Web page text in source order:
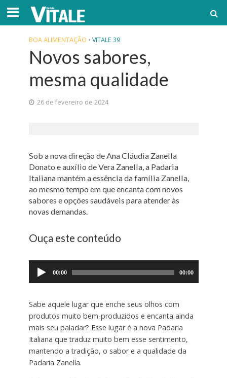
BOA ALIMENTAÇÃO • VITALE 39
Novos sabores,
mesma qualidade
26 de fevereiro de 2024
Sob a nova direção de Ana Cláudia Zanella
Donato e auxílio de Vera Zanella, a Padaria
Italiana mantém a essência da família Zanella,
ao mesmo tempo em que encanta com novos
sabores e opções saudáveis para atender às
novas demandas.
Ouça este conteúdo
áudio
00:00 00:00
Sabe aquele lugar que enche seus olhos com
produtos muito bem-produzidos e encanta ainda
mais seu paladar? Esse lugar é a nova Padaria
Italiana que traduz muito bem esse sentimento,
mantendo a tradição, o sabor e a qualidade da
Padaria Zanella.